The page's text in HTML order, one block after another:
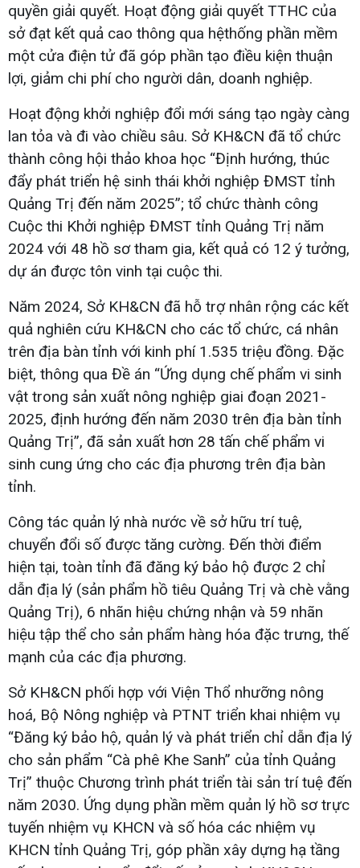
quyền giải quyết. Hoạt động giải quyết TTHC của
sở đạt kết quả cao thông qua hệthống phần mềm
một cửa điện tử đã góp phần tạo điều kiện thuận
lợi, giảm chi phí cho người dân, doanh nghiệp.
Hoạt động khởi nghiệp đổi mới sáng tạo ngày càng
lan tỏa và đi vào chiều sâu. Sở KH&CN đã tổ chức
thành công hội thảo khoa học “Định hướng, thúc
đẩy phát triển hệ sinh thái khởi nghiệp ĐMST tỉnh
Quảng Trị đến năm 2025”; tổ chức thành công
Cuộc thi Khởi nghiệp ĐMST tỉnh Quảng Trị năm
2024 với 48 hồ sơ tham gia, kết quả có 12 ý tưởng,
dự án được tôn vinh tại cuộc thi.
Năm 2024, Sở KH&CN đã hỗ trợ nhân rộng các kết
quả nghiên cứu KH&CN cho các tổ chức, cá nhân
trên địa bàn tỉnh với kinh phí 1.535 triệu đồng. Đặc
biệt, thông qua Đề án “Ứng dụng chế phẩm vi sinh
vật trong sản xuất nông nghiệp giai đoạn 2021-
2025, định hướng đến năm 2030 trên địa bàn tỉnh
Quảng Trị”, đã sản xuất hơn 28 tấn chế phẩm vi
sinh cung ứng cho các địa phương trên địa bàn
tỉnh.
Công tác quản lý nhà nước về sở hữu trí tuệ,
chuyển đổi số được tăng cường. Đến thời điểm
hiện tại, toàn tỉnh đã đăng ký bảo hộ được 2 chỉ
dẫn địa lý (sản phẩm hồ tiêu Quảng Trị và chè vằng
Quảng Trị), 6 nhãn hiệu chứng nhận và 59 nhãn
hiệu tập thể cho sản phẩm hàng hóa đặc trưng, thế
mạnh của các địa phương.
Sở KH&CN phối hợp với Viện Thổ nhưỡng nông
hoá, Bộ Nông nghiệp và PTNT triển khai nhiệm vụ
“Đăng ký bảo hộ, quản lý và phát triển chỉ dẫn địa lý
cho sản phẩm “Cà phê Khe Sanh” của tỉnh Quảng
Trị” thuộc Chương trình phát triển tài sản trí tuệ đến
năm 2030. Ứng dụng phần mềm quản lý hồ sơ trực
tuyến nhiệm vụ KHCN và số hóa các nhiệm vụ
KHCN tỉnh Quảng Trị, góp phần xây dựng hạ tầng